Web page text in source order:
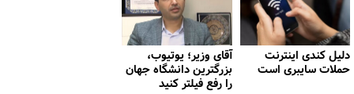
دلیل کندی اینترنت
حملات سایبری است
آقای وزیر؛ یوتیوب،
بزرگترین دانشگاه جهان
را رفع فیلتر کنید